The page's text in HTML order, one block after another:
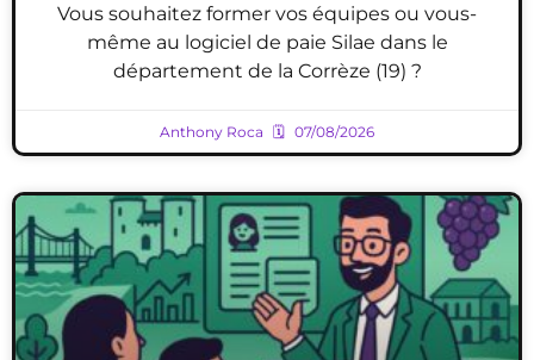
Vous souhaitez former vos équipes ou vous-
même au logiciel de paie Silae dans le
département de la Corrèze (19) ?
Anthony Roca 07/08/2026